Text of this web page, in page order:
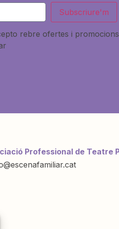
Subscriure'm
rebre ofertes i
Professional de Teatre